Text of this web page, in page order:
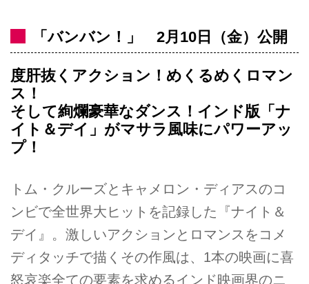
「バンバン！」 2月10日（金）公開
度肝抜くアクション！めくるめくロマン
ス！
そして絢爛豪華なダンス！インド版「ナ
イト＆デイ」がマサラ風味にパワーアッ
プ！
トム・クルーズとキャメロン・ディアスのコ
ンビで全世界大ヒットを記録した『ナイト＆
デイ』。激しいアクションとロマンスをコメ
ディタッチで描くその作風は、1本の映画に喜
怒哀楽全ての要素を求めるインド映画界のニ